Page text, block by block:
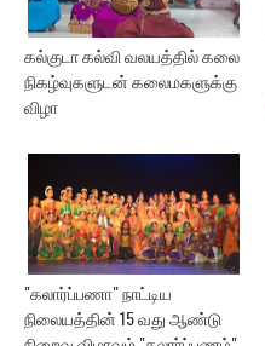
கல்குடா கல்வி வலயத்தில் கலை
நிகழ்வுகளுடன் கலைமகளுக்கு
விழா
"கலார்ப்பணா" நாட்டிய
நிலையத்தின் 15 வது ஆண்டு